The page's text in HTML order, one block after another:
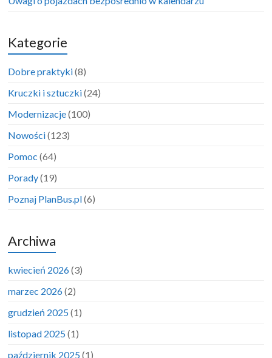
Kategorie
Dobre praktyki(8)
Kruczki i sztuczki(24)
Modernizacje(100)
Nowości(123)
Pomoc (64)
Porady(19)
Poznaj PlanBus.pl(6)
Archiwa
kwiecień 2026(3)
marzec 2026(2)
grudzień 2025(1)
listopad 2025(1)
październik 2025(1)